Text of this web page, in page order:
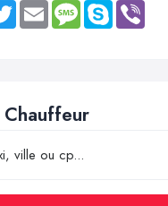
Twitter Email MessageSkype